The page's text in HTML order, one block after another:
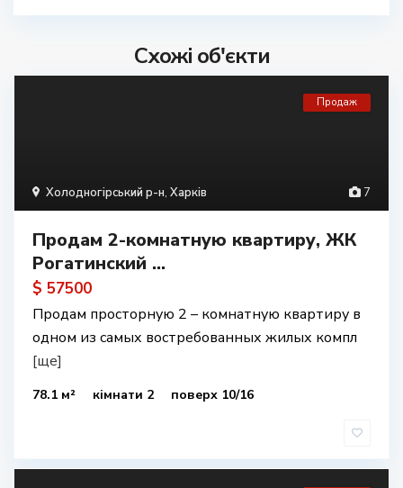
Схожі об'єкти
7
Холодногірський р-н, Харків
Продаж
Продам 2-комнатную квартиру, ЖК
Рогатинский ...
$ 57500
Продам просторную 2 – комнатную квартиру в
одном из самых востребованных жилых компл
[ще]
78.1 м² кімнати 2 поверх 10/16